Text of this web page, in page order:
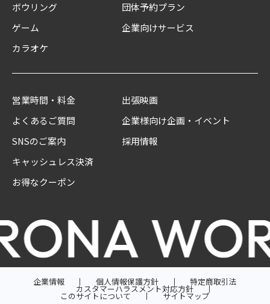
ボウリング
ゲーム
カラオケ
団体予約プラン
企業向けサービス
営業時間・料金
よくあるご質問
SNSのご案内
キャッシュレス決済
お得なクーポン
出張映画
企業様向け企画・イベント
採用情報
企業情報 個人情報保護方針 特定商取引法
カスタマーハラスメント対応方針
このサイトについて サイトマップ